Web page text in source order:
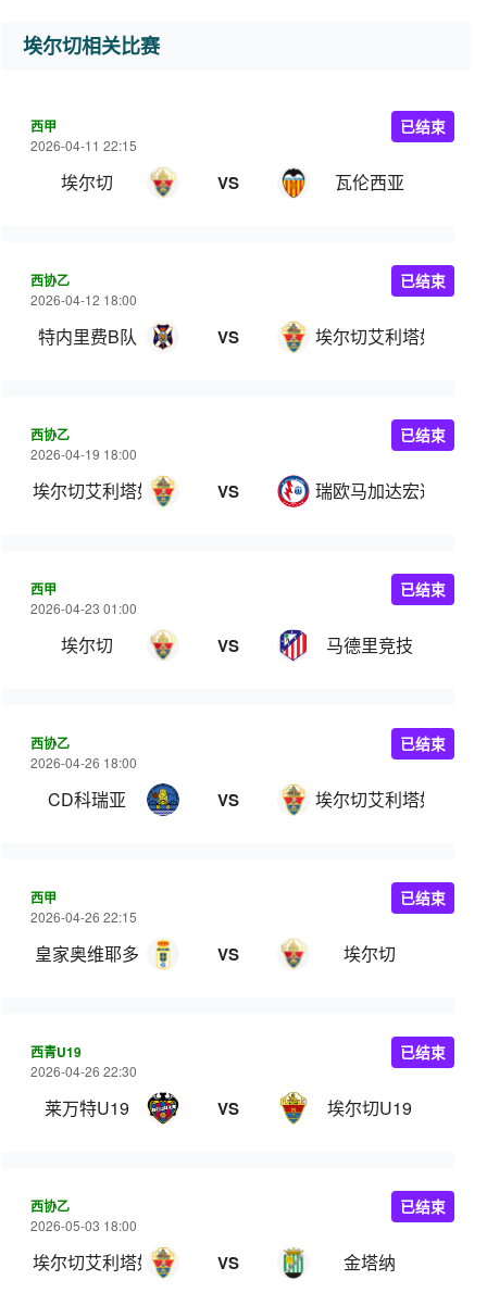
埃尔切相关比赛
西甲
2026-04-11 22:15
埃尔切 VS 瓦伦西亚
已结束
西协乙
2026-04-12 18:00
特内里费B队 VS 埃尔切艾利塔奴
已结束
西协乙
2026-04-19 18:00
埃尔切艾利塔奴 VS 瑞欧马加达宏达
已结束
西甲
2026-04-23 01:00
埃尔切 VS 马德里竞技
已结束
西协乙
2026-04-26 18:00
CD科瑞亚 VS 埃尔切艾利塔奴
已结束
西甲
2026-04-26 22:15
皇家奥维耶多 VS 埃尔切
已结束
西青U19
2026-04-26 22:30
莱万特U19 VS 埃尔切U19
已结束
西协乙
2026-05-03 18:00
埃尔切艾利塔奴 VS 金塔纳
已结束